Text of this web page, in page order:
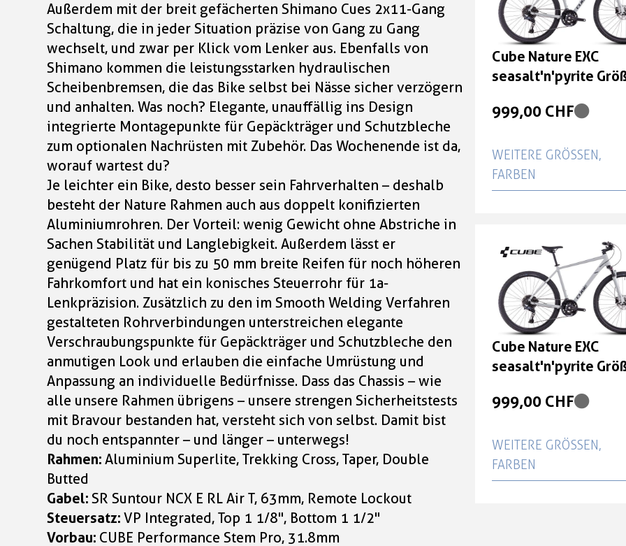
Außerdem mit der breit gefächerten Shimano Cues 2x11-Gang
Schaltung, die in jeder Situation präzise von Gang zu Gang
wechselt, und zwar per Klick vom Lenker aus. Ebenfalls von
Shimano kommen die leistungsstarken hydraulischen
Scheibenbremsen, die das Bike selbst bei Nässe sicher verzögern
und anhalten. Was noch? Elegante, unauffällig ins Design
integrierte Montagepunkte für Gepäckträger und Schutzbleche
zum optionalen Nachrüsten mit Zubehör. Das Wochenende ist da,
worauf wartest du?
Je leichter ein Bike, desto besser sein Fahrverhalten – deshalb
besteht der Nature Rahmen auch aus doppelt konifizierten
Aluminiumrohren. Der Vorteil: wenig Gewicht ohne Abstriche in
Sachen Stabilität und Langlebigkeit. Außerdem lässt er
genügend Platz für bis zu 50 mm breite Reifen für noch höheren
Fahrkomfort und hat ein konisches Steuerrohr für 1a-
Lenkpräzision. Zusätzlich zu den im Smooth Welding Verfahren
gestalteten Rohrverbindungen unterstreichen elegante
Verschraubungspunkte für Gepäckträger und Schutzbleche den
anmutigen Look und erlauben die einfache Umrüstung und
Anpassung an individuelle Bedürfnisse. Dass das Chassis – wie
alle unsere Rahmen übrigens – unsere strengen Sicherheitstests
mit Bravour bestanden hat, versteht sich von selbst. Damit bist
du noch entspannter – und länger – unterwegs!
Rahmen:Aluminium Superlite, Trekking Cross, Taper, Double
Butted
Gabel:SR Suntour NCX E RL Air T, 63mm, Remote Lockout
Steuersatz:VP Integrated, Top 1 1/8", Bottom 1 1/2"
Vorbau: CUBE Performance Stem Pro, 31.8mm
Cube Nature EXC
seasalt'n'pyrite
999,00 CHF
WEITERE GRÖSSEN, F
ARBEN
cm
999,00 CHF
Cube Nature EXC
seasalt'n'pyrite
cm
Cube Nature EXC
cm
999,00 CHF
Cube Nature EXC
seasalt'n'pyrite
999,00 CHF
WEITERE GRÖSSEN, F
ARBEN